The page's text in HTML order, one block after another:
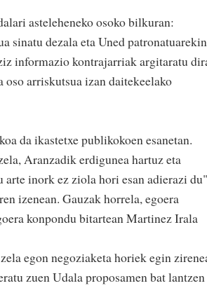
asteleheneko osoko bilkuran:
sinatu dezala eta Uned patronatuarekin
informazio kontrajarriak argitaratu
arriskutsua izan daitekeelako
da ikastetxe publikokoen esanetan.
Aranzadik erdigunea hartuz eta
inork ez ziola hori esan adierazi
izenean. Gauzak horrela, egoera
konpondu bitartean Martinez Irala
egon negoziaketa horiek egin
zuen Udala proposamen bat lantzen